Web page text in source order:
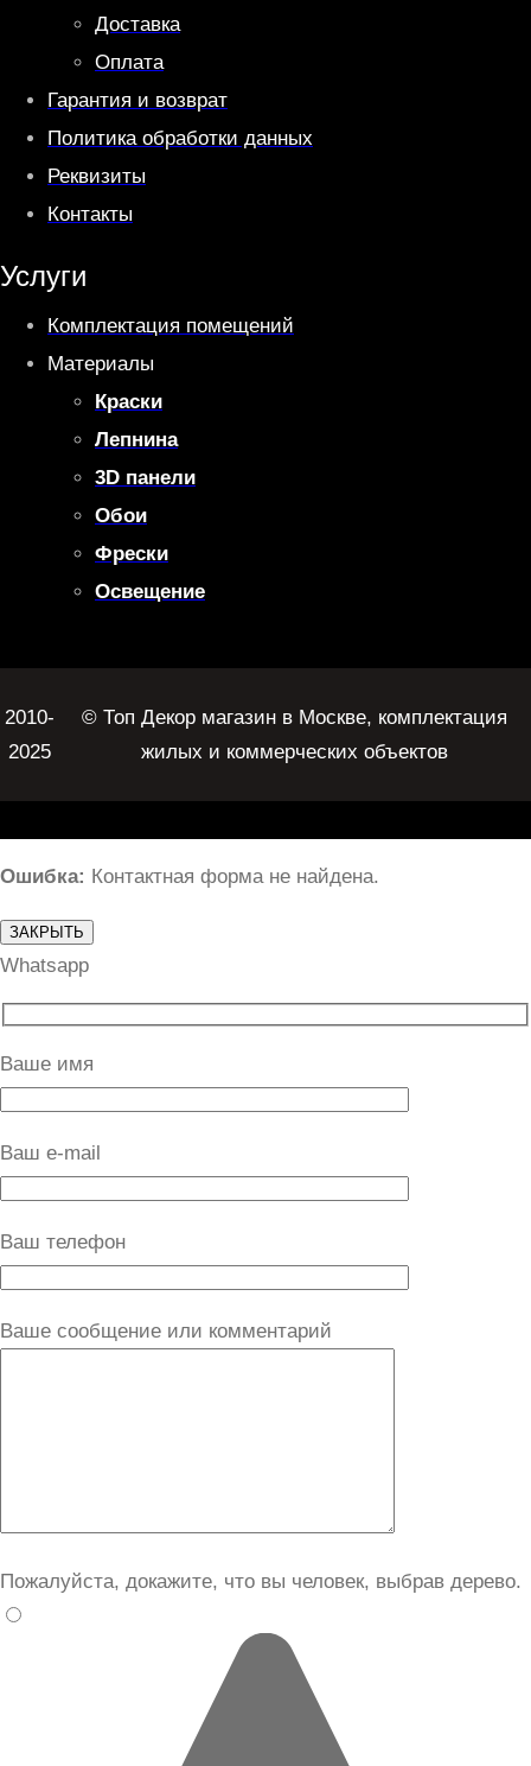
Доставка
Оплата
Гарантия и возврат
Политика обработки данных
Реквизиты
Контакты
Услуги
Комплектация помещений
Материалы
Краски
Лепнина
3D панели
Обои
Фрески
Освещение
2010-
2025
© Топ Декор магазин в Москве, комплектация
жилых и коммерческих объектов
Ошибка: Контактная форма не найдена.
ЗАКРЫТЬ
Whatsapp
Ваше имя
Ваш e-mail
Ваш телефон
Ваше сообщение или комментарий
Пожалуйста, докажите, что вы человек, выбрав дерево.